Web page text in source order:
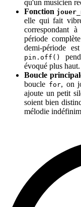
qu'un musicien
Fonction
elle qui fait
correspondant
période
demi-période
pin.off()
évoqué plus haut.
Boucle
boucle for, on
ajoute un petit
soient bien
mélodie